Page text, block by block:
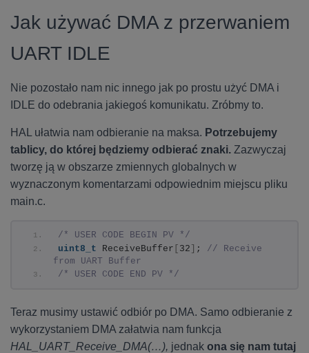
Jak używać DMA z przerwaniem
UART IDLE
Nie pozostało nam nic innego jak po prostu użyć DMA i
IDLE do odebrania jakiegoś komunikatu. Zróbmy to.
HAL ułatwia nam odbieranie na maksa. Potrzebujemy
tablicy, do której będziemy odbierać znaki. Zazwyczaj
tworzę ją w obszarze zmiennych globalnych w
wyznaczonym komentarzami odpowiednim miejscu pliku
main.c.
/* USER CODE BEGIN PV */
uint8_t ReceiveBuffer [ 32 ] ; // Receive
from UART Buffer
/* USER CODE END PV */
Teraz musimy ustawić odbiór po DMA. Samo odbieranie z
wykorzystaniem DMA załatwia nam funkcja
HAL_UART_Receive_DMA(…), jednak ona się nam tutaj